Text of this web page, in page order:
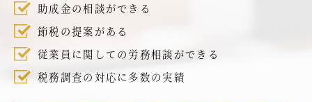
助成金の相談ができる
節税の提案がある
従業員に関しての労務相談ができる
税務調査の対応に多数の実績